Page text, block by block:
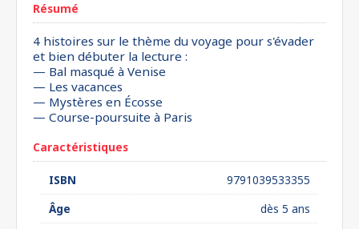
Résumé
4 histoires sur le thème du voyage pour s'évader
et bien débuter la lecture :
— Bal masqué à Venise
— Les vacances
— Mystères en Écosse
— Course-poursuite à Paris
Caractéristiques
ISBN
9791039533355
Âge
dès 5 ans